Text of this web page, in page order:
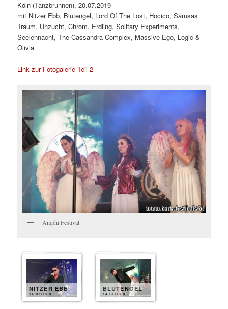
Köln (Tanzbrunnen), 20.07.2019
mit Nitzer Ebb, Blutengel, Lord Of The Lost, Hocico, Samsas
Traum, Unzucht, Chrom, Erdling, Solitary Experiments,
Seelennacht, The Cassandra Complex, Massive Ego, Logic &
Olivia
Link zur Fotogalerie Teil 2
Amphi Festival
NITZER EBB
14 BILDER
BLUTENGEL
14 BILDER